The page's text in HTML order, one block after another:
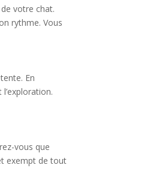
votre chat.
rythme. Vous
En
vous que
exempt de tout